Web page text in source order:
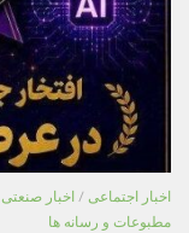
اخبار اجتماعی / اخبار صنعتی
مطبوعات و رسانه ها